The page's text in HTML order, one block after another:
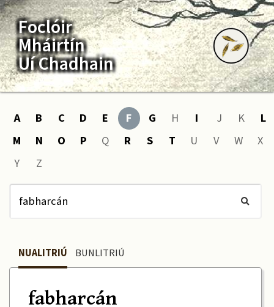
Foclóir
Mháirtín
Uí Chadhain
A B C D E F G H I J K
L
M
N O P Q R S T U V W
X
Y
Z
NUALITRIÚ BUNLITRIÚ
fabharcán